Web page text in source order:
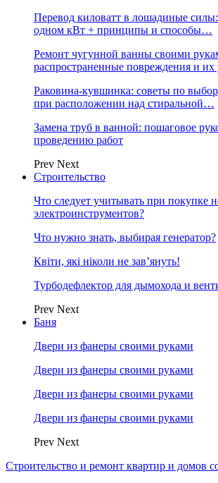
Перевод киловатт в лошадиные
одном кВт + принципы и способы…
Ремонт чугунной ванны своими
распространенные повреждения и их
Раковина-кувшинка: советы по
при расположении над стиральной…
Замена труб в ванной: пошаговое
проведению работ
Prev Next
Строительство
Что следует учитывать при покупке
электроинструментов?
Что нужно знать, выбирая генератор?
Квіти, які ніколи не зав’януть!
Турбодефлектор для дымохода и
Prev Next
Баня
Двери из фанеры своими руками
Двери из фанеры своими руками
Двери из фанеры своими руками
Двери из фанеры своими руками
Prev Next
Строительство и ремонт квартир и домов